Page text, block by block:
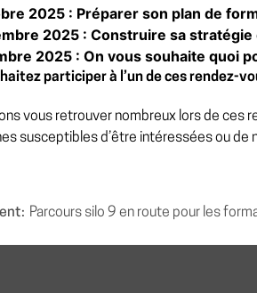
2025 : Préparer son plan de
2025 : Construire sa
2025 : On vous souhaite quoi
participer à l’un de ces rendez-
vous retrouver nombreux lors de ces
susceptibles d’être intéressées ou
Parcours silo 9 en route pour les